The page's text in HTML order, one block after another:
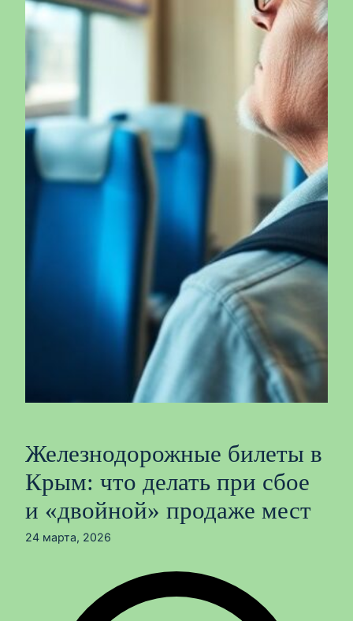
Железнодорожные билеты в
Крым: что делать при сбое
и «двойной» продаже мест
24 марта, 2026